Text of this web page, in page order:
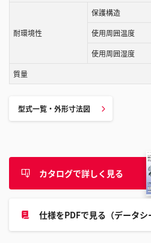
耐環境性
保護構造
使用周囲温度
使用周囲湿度
質量
型式一覧・外形寸法図
カタログで詳しく見る
仕様をPDFで見る（データシ